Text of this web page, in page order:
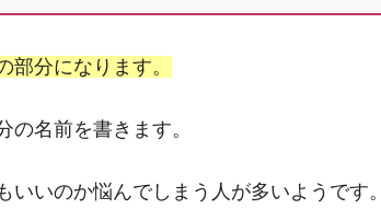
分になります。
の名前を書きます。
いのか悩んでしまう人が多いようです。